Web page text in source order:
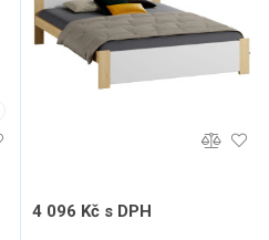
4 096 Kč s DPH